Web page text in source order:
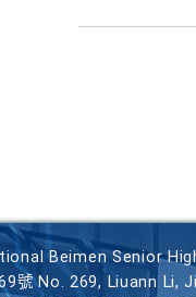
Beimen Senior
號 No. 269, Liuann Li,